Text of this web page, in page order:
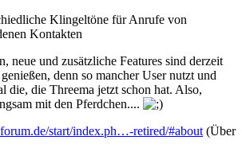
Klingeltöne für Anrufe von
Kontakten
neue und zusätzliche Features sind derzeit
denn so mancher User nutzt und
die, die Threema jetzt schon hat. Also,
mit den Pferdchen....
start/index.ph…-retired/#about (Über